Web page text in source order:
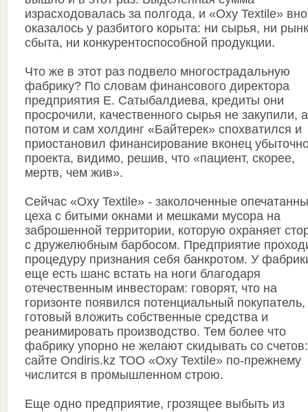
израсходовалась за полгода, и «Oxy Textile»
оказалось у разбитого корыта: ни сырья, ни
сбыта, ни конкурентоспособной продукции.
Что же в этот раз подвело многострадальную
фабрику? По словам финансового директора
предприятия Е. Сатыбалдиева, кредиты они
просрочили, качественного сырья не закупили, а
потом и сам холдинг «Байтерек» спохватился и
приостановил финансирование вконец
проекта, видимо, решив, что «пациент, скорее,
мертв, чем жив».
Сейчас «Oxy Textile» - заколоченные
цеха с битыми окнами и мешками мусора на
заброшенной территории, которую охраняет
с дружелюбным барбосом. Предприятие
процедуру признания себя банкротом. У
еще есть шанс встать на ноги благодаря
отечественным инвесторам: говорят, что на
горизонте появился потенциальный покупатель,
готовый вложить собственные средства и
реанимировать производство. Тем более что
фабрику упорно не желают скидывать со
сайте Ondiris.kz ТОО «Oxy Textile» по-прежнему
числится в промышленном строю.
Еще одно предприятие, грозящее выбыть из